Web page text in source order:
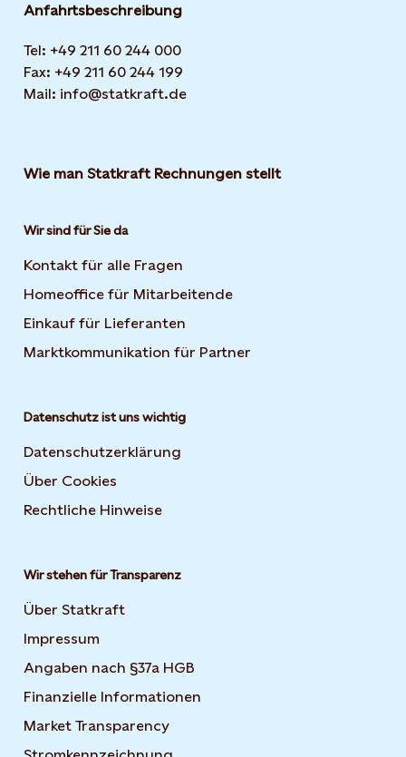
Anfahrtsbeschreibung
Tel: +49 211 60 244 000
Fax: +49 211 60 244 199
Mail: info@statkraft.de
Wie man Statkraft Rechnungen stellt
Wir sind für Sie da
Kontakt für alle Fragen
Homeoffice für Mitarbeitende
Einkauf für Lieferanten
Marktkommunikation für Partner
Datenschutz ist uns wichtig
Datenschutzerklärung
Über Cookies
Rechtliche Hinweise
Wir stehen für Transparenz
Über Statkraft
Impressum
Angaben nach §37a HGB
Finanzielle Informationen
Market Transparency